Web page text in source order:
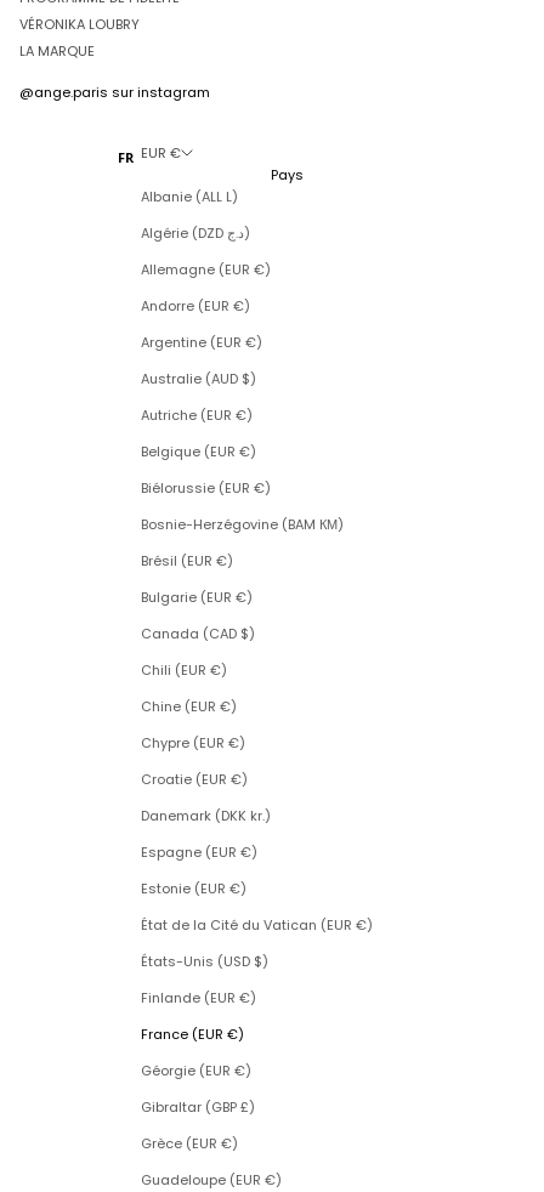
VÉRONIKA LOUBRY
LA MARQUE
@ange.paris sur instagram
FR EUR €
Pays
Albanie (ALL L)
Algérie (DZD د.ج)
Allemagne (EUR €)
Andorre (EUR €)
Argentine (EUR €)
Australie (AUD $)
Autriche (EUR €)
Belgique (EUR €)
Biélorussie (EUR €)
Bosnie-Herzégovine (BAM КМ)
Brésil (EUR €)
Bulgarie (EUR €)
Canada (CAD $)
Chili (EUR €)
Chine (EUR €)
Chypre (EUR €)
Croatie (EUR €)
Danemark (DKK kr.)
Espagne (EUR €)
Estonie (EUR €)
État de la Cité du Vatican (EUR €)
États-Unis (USD $)
Finlande (EUR €)
France (EUR €)
Géorgie (EUR €)
Gibraltar (GBP £)
Grèce (EUR €)
Guadeloupe (EUR €)